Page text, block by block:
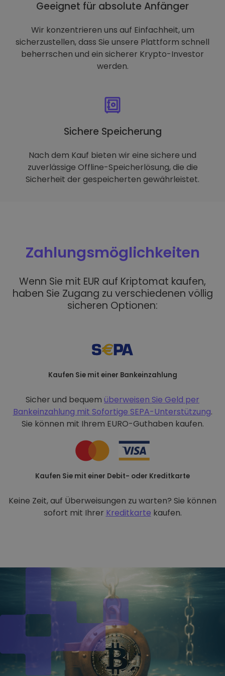
Geeignet für absolute Anfänger
Wir konzentrieren uns auf Einfachheit, um
sicherzustellen, dass Sie unsere Plattform schnell
beherrschen und ein sicherer Krypto-Investor
werden.
Sichere Speicherung
Nach dem Kauf bieten wir eine sichere und
zuverlässige Offline-Speicherlösung, die die
Sicherheit der gespeicherten gewährleistet.
Zahlungsmöglichkeiten
Wenn Sie mit EUR auf Kriptomat kaufen,
haben Sie Zugang zu verschiedenen völlig
sicheren Optionen:
Kaufen Sie mit einer Bankeinzahlung
Sicher und bequem überweisen Sie Geld per
Bankeinzahlung mit Sofortige SEPA-Unterstützung.
Sie können mit Ihrem EURO-Guthaben kaufen.
Kaufen Sie mit einer Debit- oder Kreditkarte
Keine Zeit, auf Überweisungen zu warten? Sie können
sofort mit Ihrer Kreditkarte kaufen.